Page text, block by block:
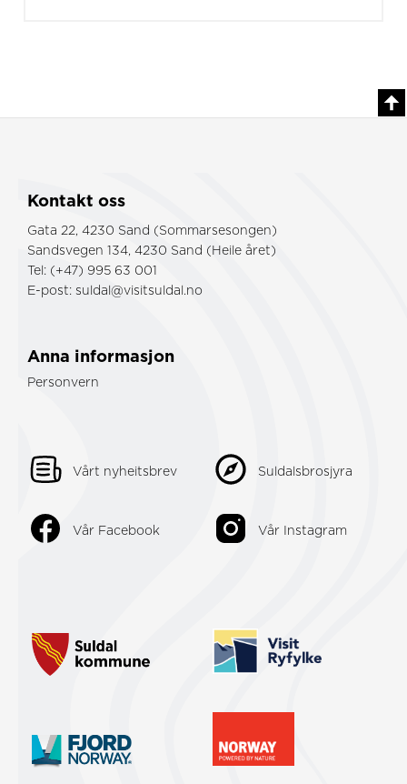
Kontakt oss
Gata 22, 4230 Sand (Sommarsesongen)
Sandsvegen 134, 4230 Sand (Heile året)
Tel: (+47) 995 63 001
E-post: suldal@visitsuldal.no
Anna informasjon
Personvern
Vårt nyheitsbrev Suldalsbrosjyra
Vår Facebook Vår Instagram